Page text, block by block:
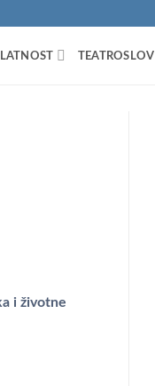
TEATROSLOV
i životne